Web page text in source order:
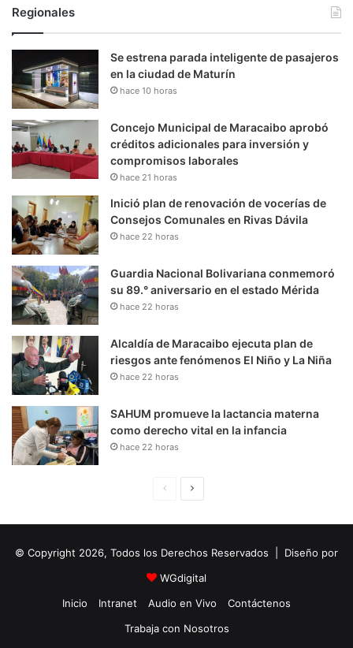
Regionales
Se estrena parada inteligente de pasajeros
en la ciudad de Maturín
hace 10 horas
Concejo Municipal de Maracaibo aprobó
créditos adicionales para inversión y
compromisos laborales
hace 21 horas
Inició plan de renovación de vocerías de
Consejos Comunales en Rivas Dávila
hace 22 horas
Guardia Nacional Bolivariana conmemoró
su 89.° aniversario en el estado Mérida
hace 22 horas
Alcaldía de Maracaibo ejecuta plan de
riesgos ante fenómenos El Niño y La Niña
hace 22 horas
SAHUM promueve la lactancia materna
como derecho vital en la infancia
hace 22 horas
i
n
a
u
i
e
© Copyright 2026, Todos los Derechos Reservados | Diseño por
WGdigital
Inicio
Intranet Audio en Vivo
Contáctenos
Trabaja con Nosotros